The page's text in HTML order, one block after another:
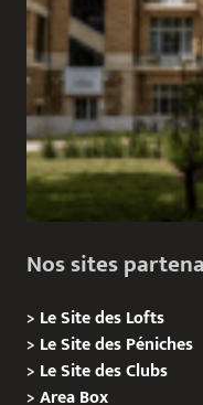
Nos sites
> Le Site des Lofts
> Le Site des Péniches
> Le Site des Clubs
>Area Box